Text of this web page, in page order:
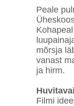
Peale
mõrsja
vanast
ja hirm.
Filmi